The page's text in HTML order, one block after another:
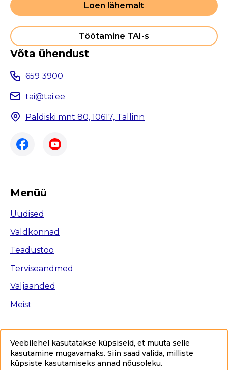
Loen lähemalt
Töötamine TAI-s
Võta ühendust
659 3900
tai@tai.ee
Paldiski mnt 80, 10617, Tallinn
Menüü
Uudised
Valdkonnad
Teadustöö
Terviseandmed
Väljaanded
Meist
Ligipääsetavus
Veebilehel kasutatakse küpsiseid, et muuta selle
kasutamine mugavamaks. Siin saad valida, milliste
küpsiste kasutamiseks annad nõusoleku.